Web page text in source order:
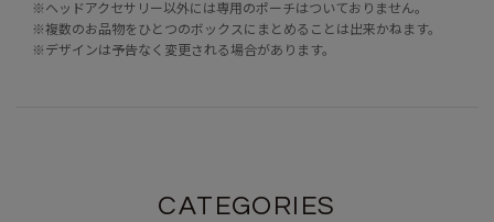
※ヘッドアクセサリー以外には専用のポーチはついておりません。
※複数のお品物をひとつのボックスにまとめることは出来かねます。
※デザインは予告なく変更される場合があります。
CATEGORIES